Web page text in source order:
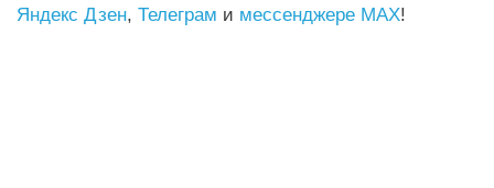
Яндекс Дзен, Телеграм и мессенджере MAX!